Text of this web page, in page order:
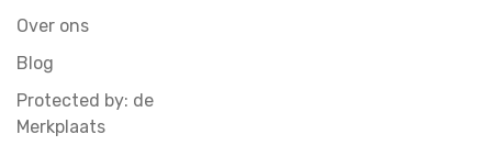
Over ons
Blog
Protected by: de
Merkplaats